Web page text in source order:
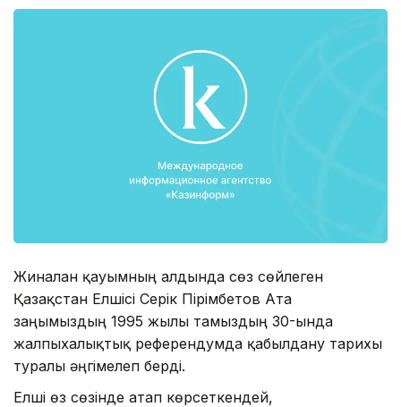
Жиналған қауымның алдында сөз сөйлеген
Қазақстан Елшісі Серік Пірімбетов Ата
заңымыздың 1995 жылы тамыздың 30-ында
жалпыхалықтық референдумда қабылдану тарихы
туралы әңгімелеп берді.
Елші өз сөзінде атап көрсеткендей,